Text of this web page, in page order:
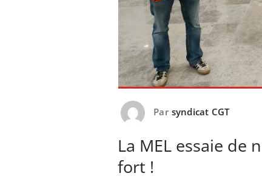
Par syndicat CGT
La MEL essaie de
fort !